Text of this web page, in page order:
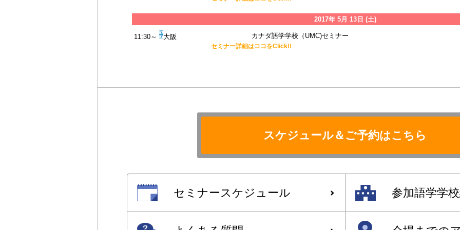
2017年 5月 13日 (土)
11:30～ 大阪 カナダ語学学校（UMC)セミナー
セミナー詳細はココをClick!!
スケジュール＆ご予約はこちら
セミナースケジュール 参加語学学